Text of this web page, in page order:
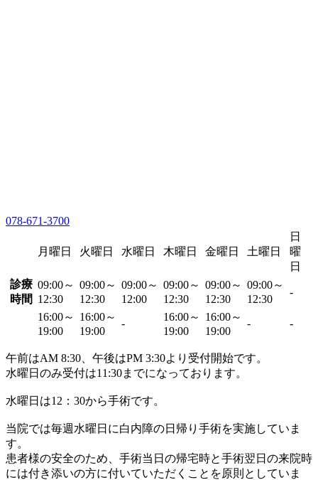
078-671-3700
月曜日 火曜日 水曜日 木曜日 金曜日 土曜日
日
曜
日
診療
時間
09:00～
12:30
09:00～
12:30
09:00～
12:00
09:00～
12:30
09:00～
12:30
09:00～
12:30
-
16:00～
19:00
16:00～
19:00
-
16:00～
19:00
16:00～
19:00
- -
午前はAM 8:30、午後はPM 3:30より受付開始です。
水曜日のみ受付は11:30までになっております。
水曜日は12：30から手術です。
当院では毎週水曜日に白内障の日帰り手術を実施していま
す。
患者様の安全のため、手術当日の帰宅時と手術翌日の来院時
には付き添いの方に付いていただくことを原則としていま